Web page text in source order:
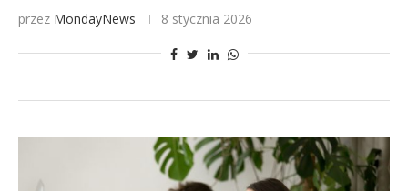
przez MondayNews 8 stycznia 2026